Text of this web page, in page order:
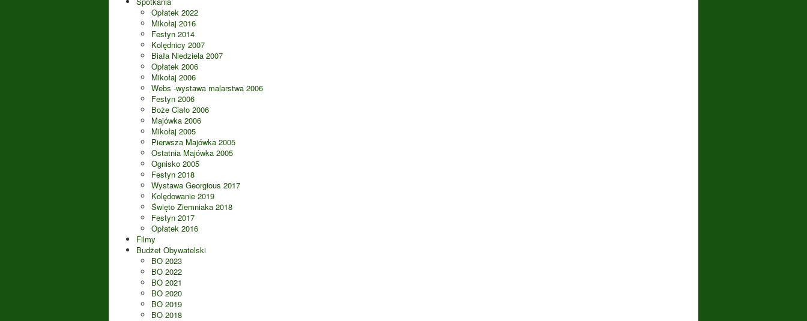
Opłatek 2022
Mikołaj 2016
Festyn 2014
Kolędnicy 2007
Biała Niedziela 2007
Opłatek 2006
Mikołaj 2006
Webs -wystawa malarstwa 2006
Festyn 2006
Boże Ciało 2006
Majówka 2006
Mikołaj 2005
Pierwsza Majówka 2005
Ostatnia Majówka 2005
Ognisko 2005
Festyn 2018
Wystawa Georgious 2017
Kolędowanie 2019
Święto Ziemniaka 2018
Festyn 2017
Opłatek 2016
Filmy
Budżet Obywatelski
BO 2023
BO 2022
BO 2021
BO 2020
BO 2019
BO 2018